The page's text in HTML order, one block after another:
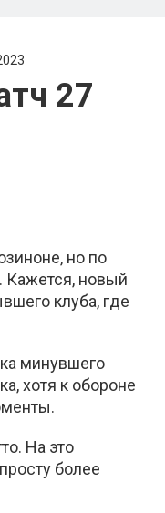
27
но по
Кажется, новый
клуба, где
минувшего
хотя к обороне
На это
более